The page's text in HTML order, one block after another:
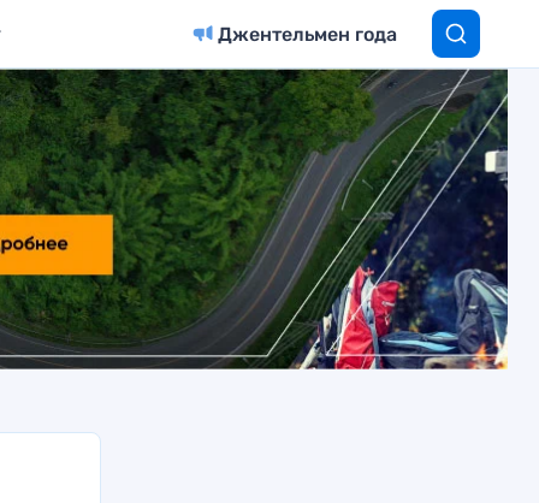
Джентельмен года